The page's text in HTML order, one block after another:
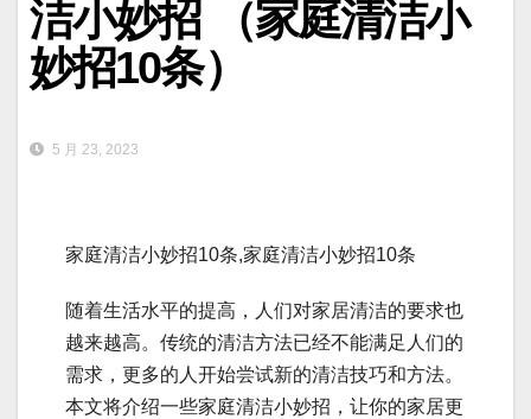
洁小妙招 （家庭清洁小
妙招10条）
5 月 23, 2023
家庭清洁小妙招10条,家庭清洁小妙招10条
随着生活水平的提高，人们对家居清洁的要求也
越来越高。传统的清洁方法已经不能满足人们的
需求，更多的人开始尝试新的清洁技巧和方法。
本文将介绍一些家庭清洁小妙招，让你的家居更